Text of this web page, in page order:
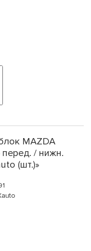
MAZDA
перед. / нижн.
(шт.)»